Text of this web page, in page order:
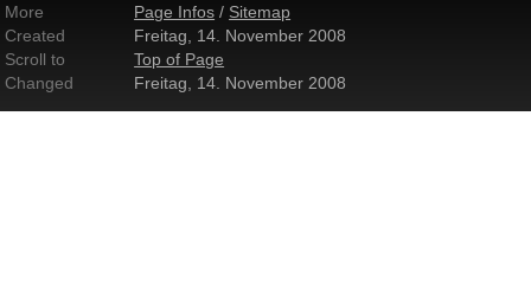
More
Page Infos / Sitemap
Created
Freitag, 14. November 2008
Scroll to
Top of Page
Changed
Freitag, 14. November 2008